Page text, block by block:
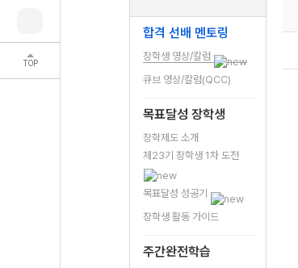
TOP
합격 선배 멘토링
장학생 영상/칼럼
큐브 영상/칼럼(QCC)
목표달성 장학생
장학제도 소개
제23기 장학생 1차 도전
목표달성 성공기
장학생 활동 가이드
주간완전학습